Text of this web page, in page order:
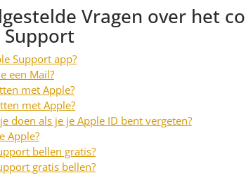
Vragen over het
Support
Support app?
een Mail?
met Apple?
met Apple?
doen als je je Apple ID bent vergeten?
Apple?
bellen gratis?
gratis bellen?